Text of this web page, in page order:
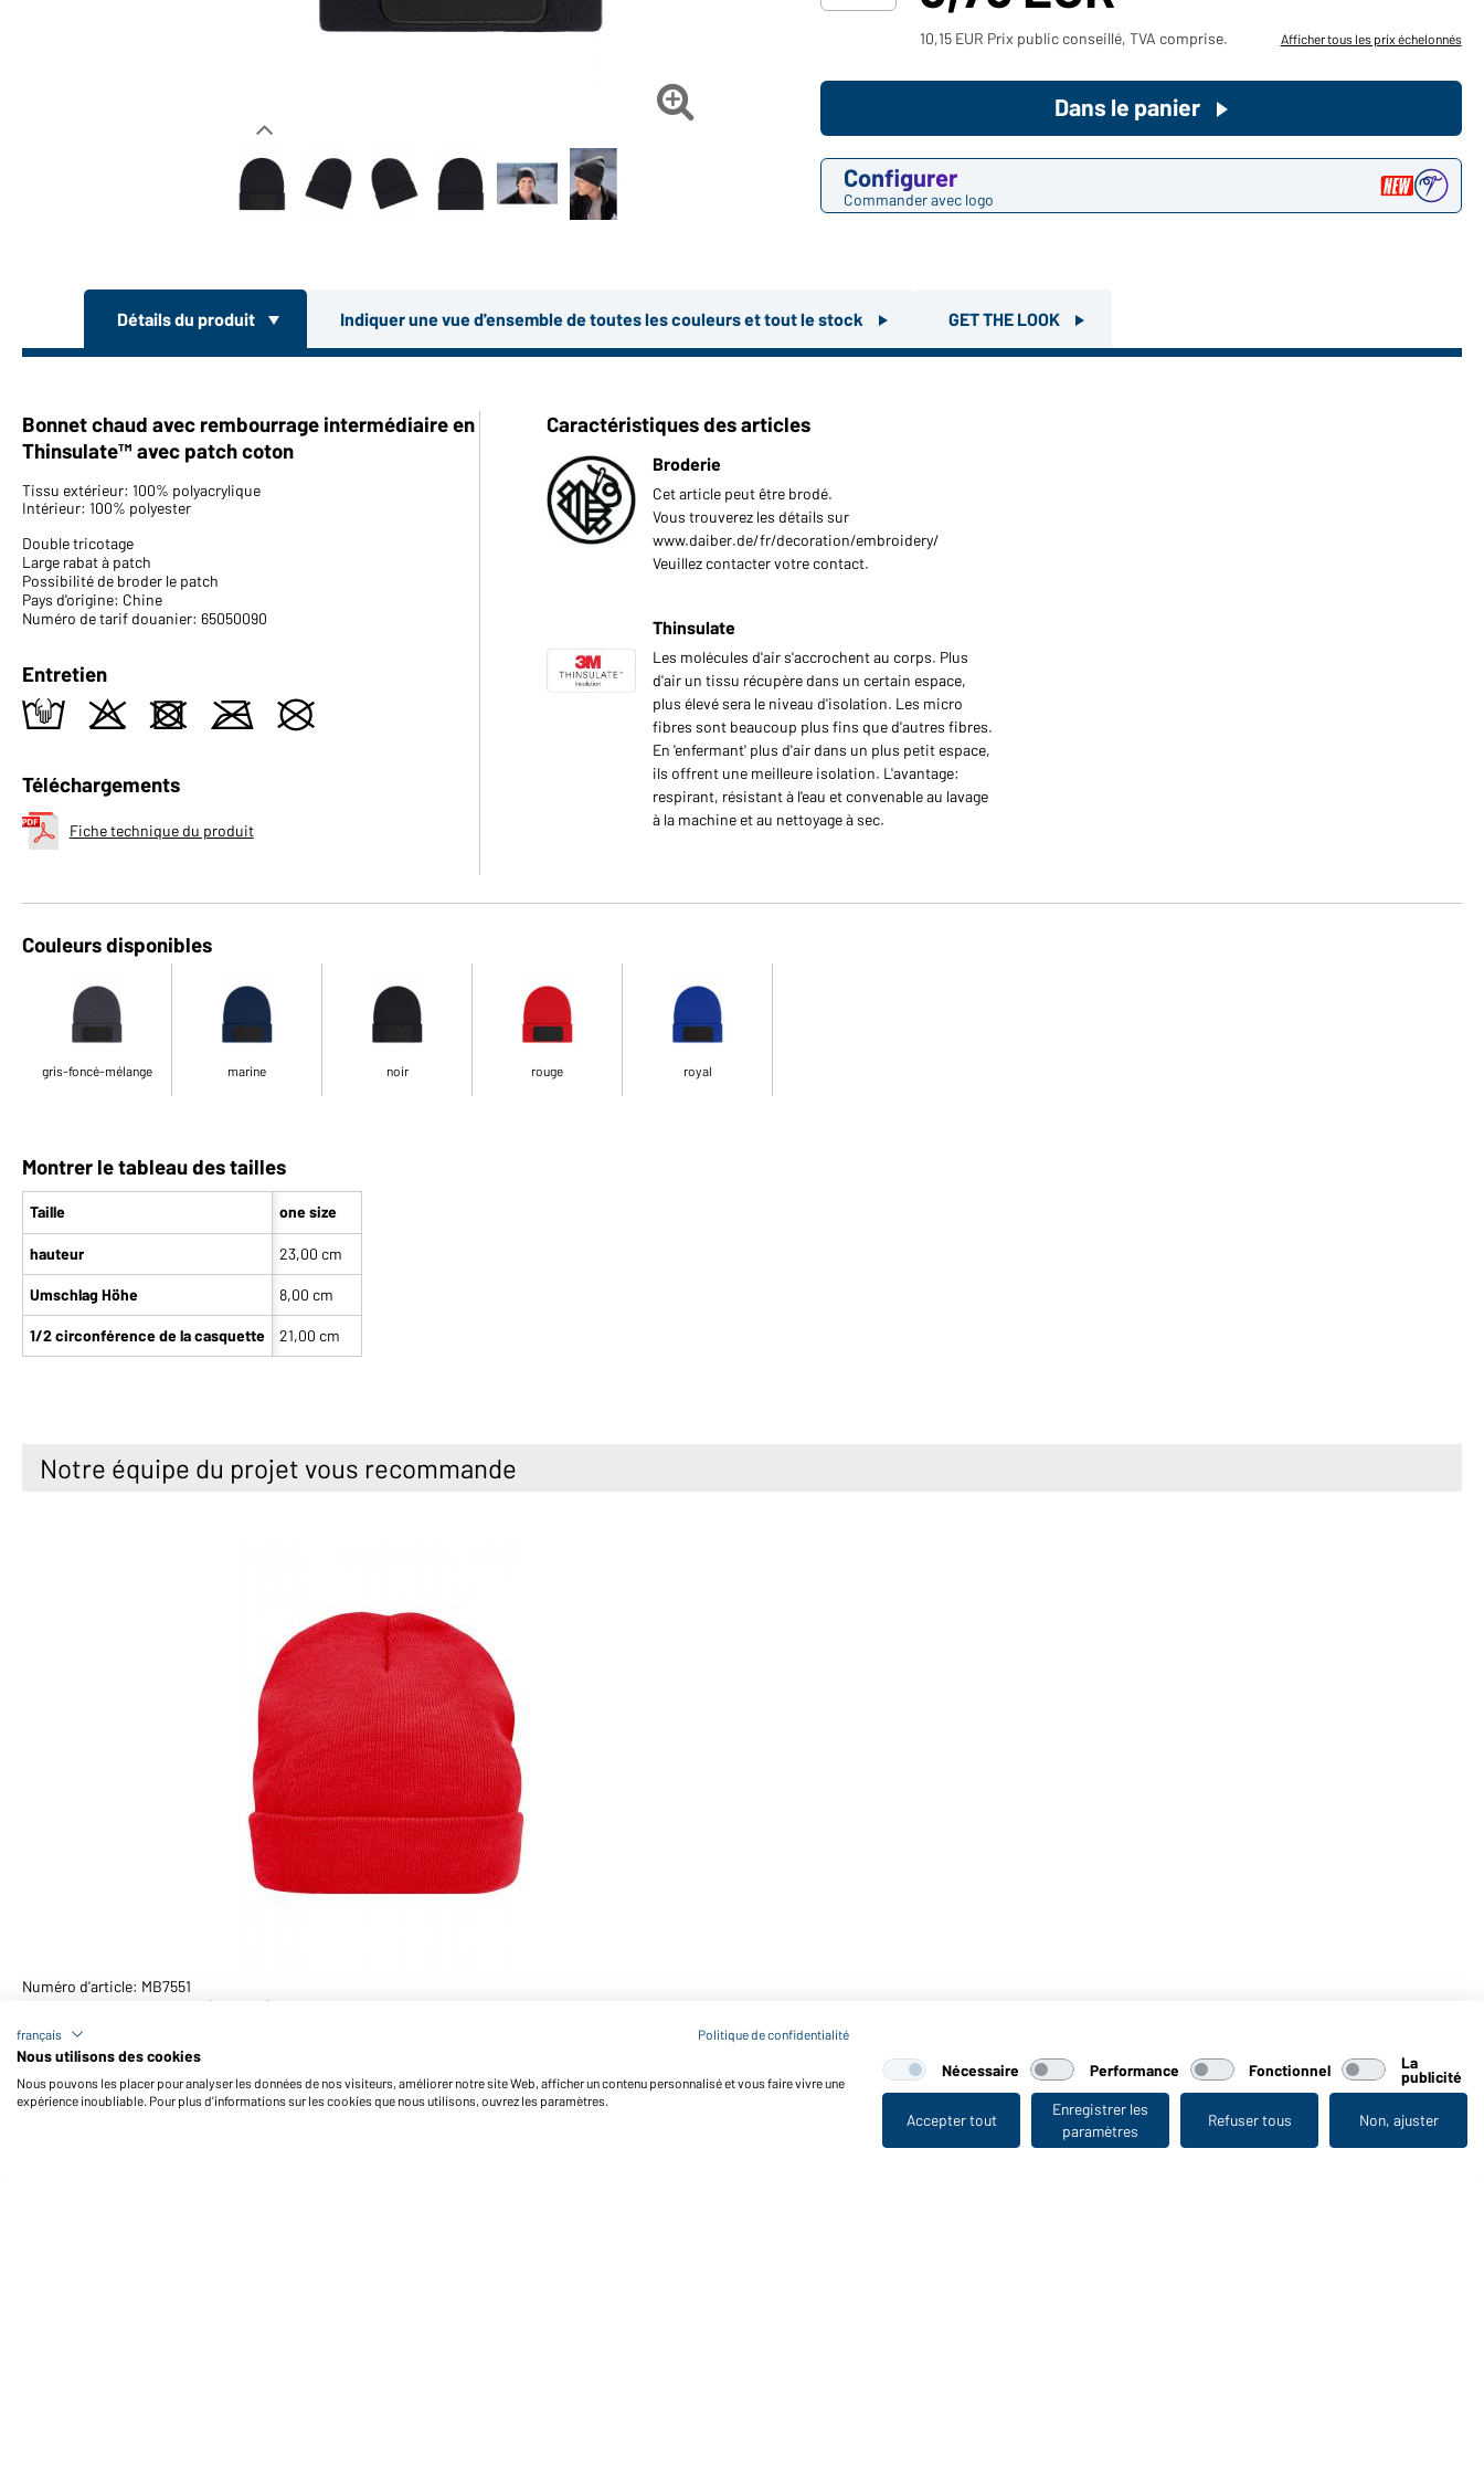
Voudriez-vous acheter des
produits pour votre besoin privé?
Chemin d'accès au shop des

10,15 EUR Prix public conseillé, TVA comprise. Afficher tous les prix échelonnés
Configurer
Commander avec logo
Dans le panier
Détails du produit Indiquer une vue d'ensemble de toutes les couleurs et tout le stock GET THE LOOK
Bonnet chaud avec rembourrage intermédiaire en
Thinsulate™ avec patch coton
Tissu extérieur: 100% polyacrylique
Intérieur: 100% polyester
Double tricotage
Large rabat à patch
Possibilité de broder le patch
Pays d'origine: Chine
Numéro de tarif douanier: 65050090
Entretien
t o d m U
Téléchargements
Fiche technique du produit
Caractéristiques des articles
Broderie
Cet article peut être brodé.
Vous trouverez les détails sur
www.daiber.de/fr/decoration/embroidery/
Veuillez contacter votre contact.
Thinsulate
Les molécules d'air s'accrochent au corps. Plus
d'air un tissu récupère dans un certain espace,
plus élevé sera le niveau d'isolation. Les micro
fibres sont beaucoup plus fins que d'autres fibres.
En 'enfermant' plus d'air dans un plus petit espace,
ils offrent une meilleure isolation. L'avantage:
respirant, résistant à l'eau et convenable au lavage
à la machine et au nettoyage à sec.
Couleurs disponibles
gris-foncé-mélange marine noir rouge royal
Montrer le tableau des tailles
Taille
hauteur
Umschlag Höhe
1/2 circonférence de la casquette
one size
23,00 cm
8,00 cm
21,00 cm
Notre équipe du projet vous recommande
Numéro d'article: MB7551
Bonnet Thinsulate™ (rouge)
Vu en dernier
français Politique de confidentialité
Nous utilisons des cookies
Nous pouvons les placer pour analyser les données de nos visiteurs, améliorer notre site Web, afficher un contenu personnalisé et vous faire vivre une
expérience inoubliable. Pour plus d'informations sur les cookies que nous utilisons, ouvrez les paramètres.
Nécessaire Performance Fonctionnel La
publicité
Accepter tout
Enregistrer les
paramètres
Refuser tous Non, ajuster